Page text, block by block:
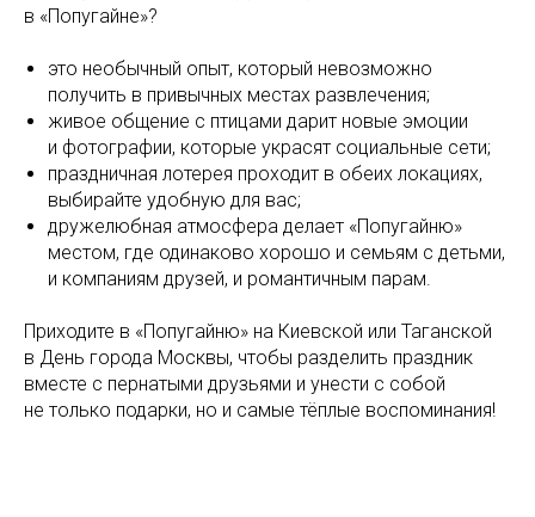
в «Попугайне»?
это необычный опыт, который невозможно
получить в привычных местах развлечения;
живое общение с птицами дарит новые эмоции
и фотографии, которые украсят социальные сети;
праздничная лотерея проходит в обеих локациях,
выбирайте удобную для вас;
дружелюбная атмосфера делает «Попугайню»
местом, где одинаково хорошо и семьям с детьми,
и компаниям друзей, и романтичным парам.
Приходите в «Попугайню» на Киевской или Таганской
в День города Москвы, чтобы разделить праздник
вместе с пернатыми друзьями и унести с собой
не только подарки, но и самые тёплые воспоминания!